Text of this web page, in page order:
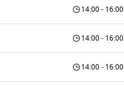
14:00 - 16:00
14:00 - 16:00
14:00 - 16:00